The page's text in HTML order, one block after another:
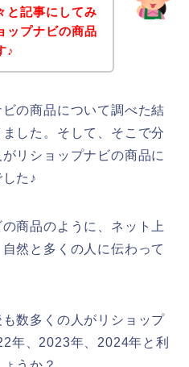
と記事にしてみ
ップナビの商品
♪
の商品について調べた結
した。そして、そこで分
リショップナビの商品に
た♪
商品のように、ネット上
然と多くの人に伝わって
数多くの人がリショップ
年、2023年、2024年と利